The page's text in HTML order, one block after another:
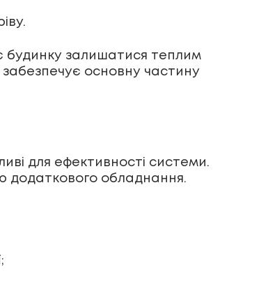
будинку залишатися теплим
забезпечує основну частину
для ефективності системи.
додаткового обладнання.